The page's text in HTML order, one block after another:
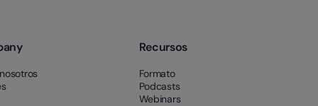
Recursos
Formato
Podcasts
Webinars